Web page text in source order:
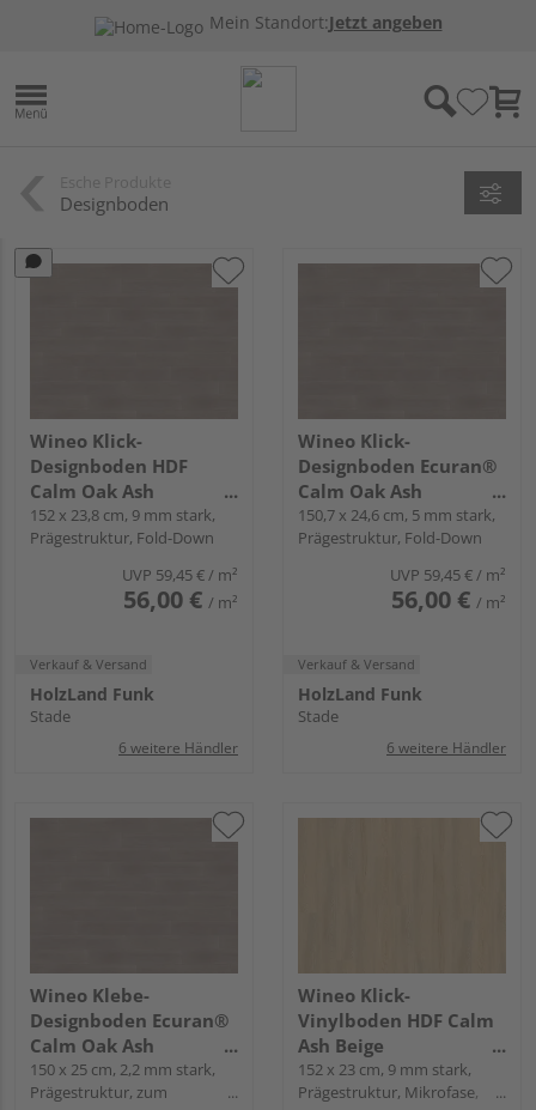
Mein Standort:Jetzt angeben
Designboden
Wineo Klick-
Designboden HDF
Calm Oak Ash
Landhausdiele - wineo
1000 wood XL
152 x 23,8 cm, 9 mm stark,
Prägestruktur, Fold-Down
UVP 59,45 €/ m²
56,00 € / m²
Verkauf & Versand
HolzLand Funk
Stade
6 weitere Händler
Wineo Klick-
Designboden Ecuran®
Calm Oak Ash
Landhausdiele - wineo
1000 wood XL
150,7 x 24,6 cm, 5 mm stark,
Prägestruktur, Fold-Down
UVP 59,45 €/ m²
56,00 € / m²
Verkauf & Versand
HolzLand Funk
Stade
6 weitere Händler
Wineo Klebe-
Designboden Ecuran®
Calm Oak Ash
Landhausdiele - wineo
1000 wood XL
150 x 25 cm, 2,2 mm stark,
Prägestruktur, zum
Wineo Klick-
Vinylboden HDF Calm
Ash Beige
Landhausdiele - wineo
400 wood XL
152 x 23 cm, 9 mm stark,
Prägestruktur, Mikrofase,